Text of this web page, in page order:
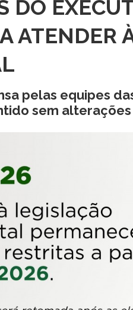
DO
ATENDER
pelas equipes
sem alterações